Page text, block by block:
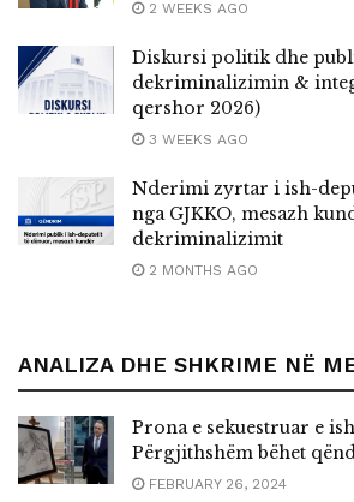
2 WEEKS AGO
Diskursi politik dhe
dekriminalizimin &
qershor 2026)
3 WEEKS AGO
Nderimi zyrtar i ish-
nga GJKKO, mesazh
dekriminalizimit
2 MONTHS AGO
ANALIZA DHE SHKRIME NË
Prona e sekuestruar e
Përgjithshëm bëhet
FEBRUARY 26, 2024